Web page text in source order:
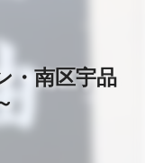
・南区宇品